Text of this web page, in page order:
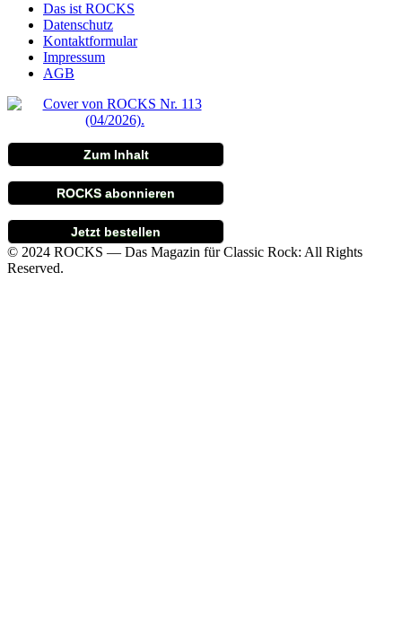
Das ist ROCKS
Datenschutz
Kontaktformular
Impressum
AGB
Zum Inhalt
ROCKS abonnieren
Jetzt bestellen
© 2024 ROCKS — Das Magazin für Classic Rock: All Rights
Reserved.